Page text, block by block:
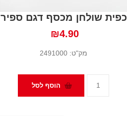
כפית שולחן מכסף דגם ספיר
₪4.90
מק"ט: 2491000